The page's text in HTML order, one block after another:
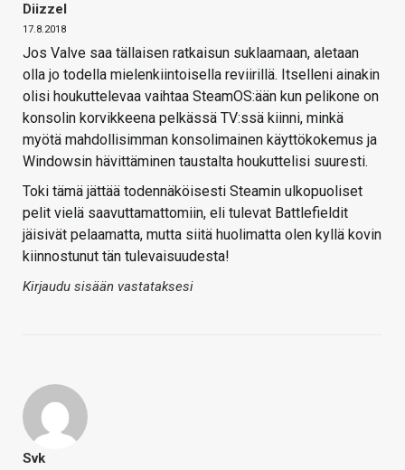
Diizzel
17.8.2018
Jos Valve saa tällaisen ratkaisun suklaamaan, aletaan
olla jo todella mielenkiintoisella reviirillä. Itselleni ainakin
olisi houkuttelevaa vaihtaa SteamOS:ään kun pelikone on
konsolin korvikkeena pelkässä TV:ssä kiinni, minkä
myötä mahdollisimman konsolimainen käyttökokemus ja
Windowsin hävittäminen taustalta houkuttelisi suuresti.
Toki tämä jättää todennäköisesti Steamin ulkopuoliset
pelit vielä saavuttamattomiin, eli tulevat Battlefieldit
jäisivät pelaamatta, mutta siitä huolimatta olen kyllä kovin
kiinnostunut tän tulevaisuudesta!
Kirjaudu sisään vastataksesi
Svk